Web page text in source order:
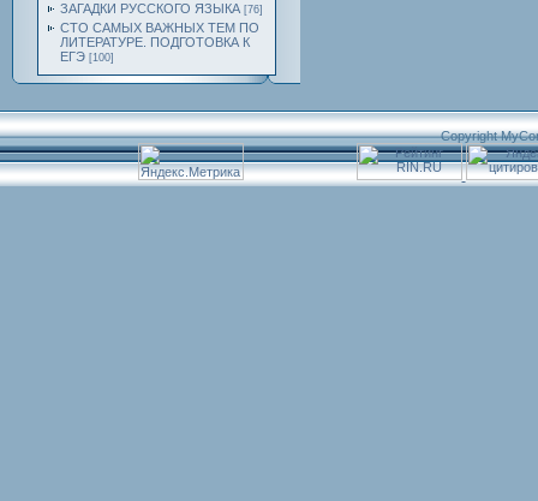
ЗАГАДКИ РУССКОГО ЯЗЫКА [76]
СТО САМЫХ ВАЖНЫХ ТЕМ ПО
ЛИТЕРАТУРЕ. ПОДГОТОВКА К
ЕГЭ [100]
Copyright